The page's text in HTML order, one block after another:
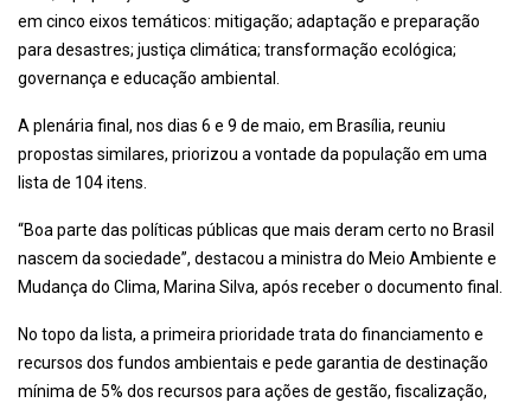
em cinco eixos temáticos: mitigação; adaptação e preparação
para desastres; justiça climática; transformação ecológica;
governança e educação ambiental.
A plenária final, nos dias 6 e 9 de maio, em Brasília, reuniu
propostas similares, priorizou a vontade da população em uma
lista de 104 itens.
“Boa parte das políticas públicas que mais deram certo no Brasil
nascem da sociedade”, destacou a ministra do Meio Ambiente e
Mudança do Clima, Marina Silva, após receber o documento final.
No topo da lista, a primeira prioridade trata do financiamento e
recursos dos fundos ambientais e pede garantia de destinação
mínima de 5% dos recursos para ações de gestão, fiscalização,